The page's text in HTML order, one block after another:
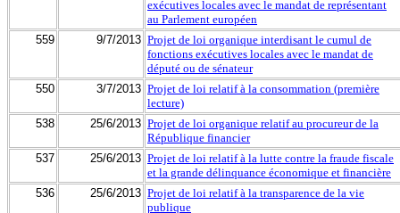
exécutives locales avec le mandat de représentant
au Parlement européen
559
9/7/2013 Projet de loi organique interdisant le cumul de
fonctions exécutives locales avec le mandat de
député ou de sénateur
550
3/7/2013 Projet de loi relatif à la consommation (première
lecture)
538
25/6/2013 Projet de loi organique relatif au procureur de la
République financier
537
25/6/2013 Projet de loi relatif à la lutte contre la fraude fiscale
et la grande délinquance économique et financière
536
25/6/2013 Projet de loi relatif à la transparence de la vie
publique